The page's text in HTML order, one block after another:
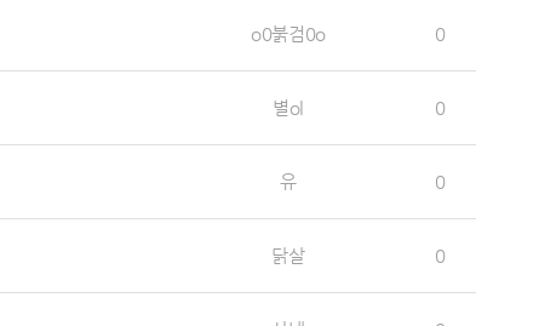
o0붉검0o 0
별ol 0
유 0
닭살 0